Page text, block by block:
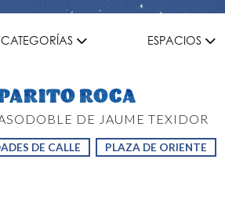
CATEGORÍAS ESPACIOS
ROCA
DE JAUME TEXIDOR
DE CALLE PLAZA DE ORIENTE